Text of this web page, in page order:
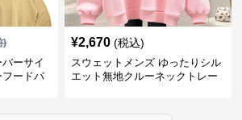
)
ーサイ
ードパ
¥2,670 (税込)
スウェットメンズ ゆったりシル
エット無地クルーネックトレー